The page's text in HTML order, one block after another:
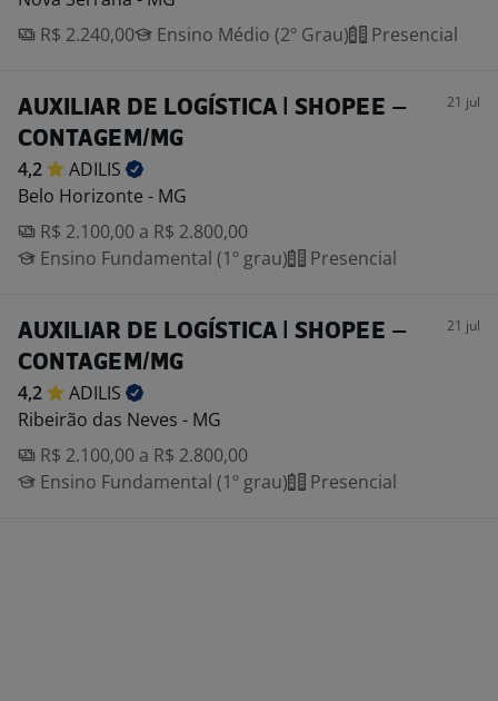
R$ 2.240,00
Ensino Médio (2º Grau) Presencial
AUXILIAR DE LOGÍSTICA | SHOPEE –
CONTAGEM/MG
21 jul
4,2
ADILIS
Belo Horizonte - MG
R$ 2.100,00 a R$ 2.800,00
Ensino Fundamental (1º grau)
Presencial
AUXILIAR DE LOGÍSTICA | SHOPEE –
CONTAGEM/MG
21 jul
4,2
ADILIS
Ribeirão das Neves - MG
R$ 2.100,00 a R$ 2.800,00
Ensino Fundamental (1º grau)
Presencial